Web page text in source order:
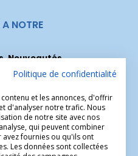
NOTRE
Nouveautés...
pour recevoir
Politique de confidentialité
et les annonces, d'offrir
d'analyser notre trafic. Nous
de notre site avec nos
qui peuvent combiner
avez fournies ou qu'ils ont
Les données sont collectées